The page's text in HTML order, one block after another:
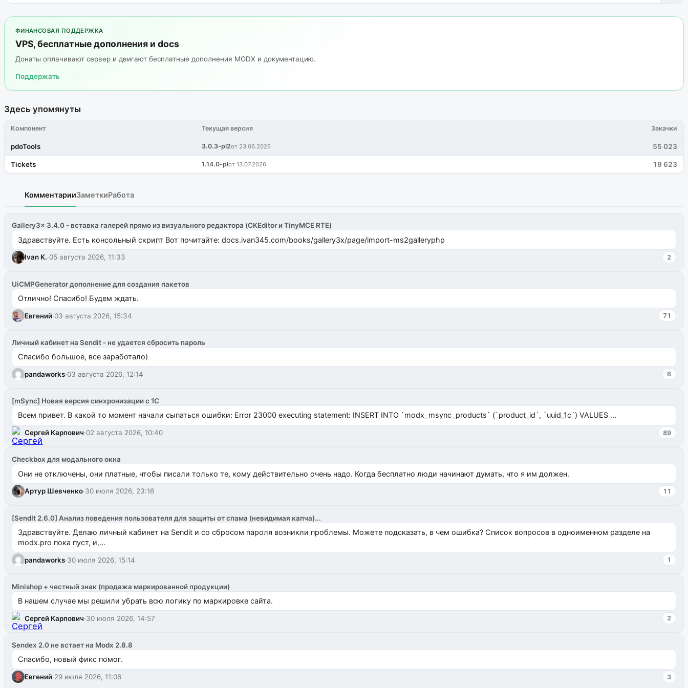
ФИНАНСОВАЯ ПОДДЕРЖКА
VPS, бесплатные дополнения и docs
Донаты оплачивают сервер и двигают бесплатные дополнения MODX и документацию.
Поддержать
Здесь упомянуты
Компонент Текущая версия Закачки
pdoTools 3.0.3-pl2от 23.06.2026 55 023
Tickets 1.14.0-plот 13.07.2026 19 623
КомментарииЗаметкиРабота
Gallery3x 3.4.0 - вставка галерей прямо из визуального редактора (CKEditor и TinyMCE RTE)
Здравствуйте. Есть консольный скрипт Вот почитайте: docs.ivan345.com/books/gallery3x/page/import-ms2galleryphp
Ivan K.·05 августа 2026, 11:33 2
UiCMPGenerator дополнение для создания пакетов
Отлично! Спасибо! Будем ждать.
Евгений·03 августа 2026, 15:34 71
Личный кабинет на Sendit - не удается сбросить пароль
Спасибо большое, все заработало)
pandaworks·03 августа 2026, 12:14 6
[mSync] Новая версия синхронизации с 1С
Всем привет. В какой то момент начали сыпаться ошибки: Error 23000 executing statement: INSERT INTO `modx_msync_products` (`product_id`, `uuid_1c`) VALUES ...
Сергей Карпович·02 августа 2026, 10:40 89
Checkbox для модального окна
Они не отключены, они платные, чтобы писали только те, кому действительно очень надо. Когда бесплатно люди начинают думать, что я им должен.
Артур Шевченко·30 июля 2026, 23:16 11
[SendIt 2.6.0] Анализ поведения пользователя для защиты от спама (невидимая капча)...
Здравствуйте. Делаю личный кабинет на Sendit и со сбросом пароля возникли проблемы. Можете подсказать, в чем ошибка? Список вопросов в одноименном разделе на
modx.pro пока пуст, и,...
pandaworks·30 июля 2026, 15:14 1
Minishop + честный знак (продажа маркированной продукции)
В нашем случае мы решили убрать всю логику по маркировке сайта.
Сергей Карпович·30 июля 2026, 14:57 2
Sendex 2.0 не встает на Modx 2.8.8
Спасибо, новый фикс помог.
Евгений·29 июля 2026, 11:06 3